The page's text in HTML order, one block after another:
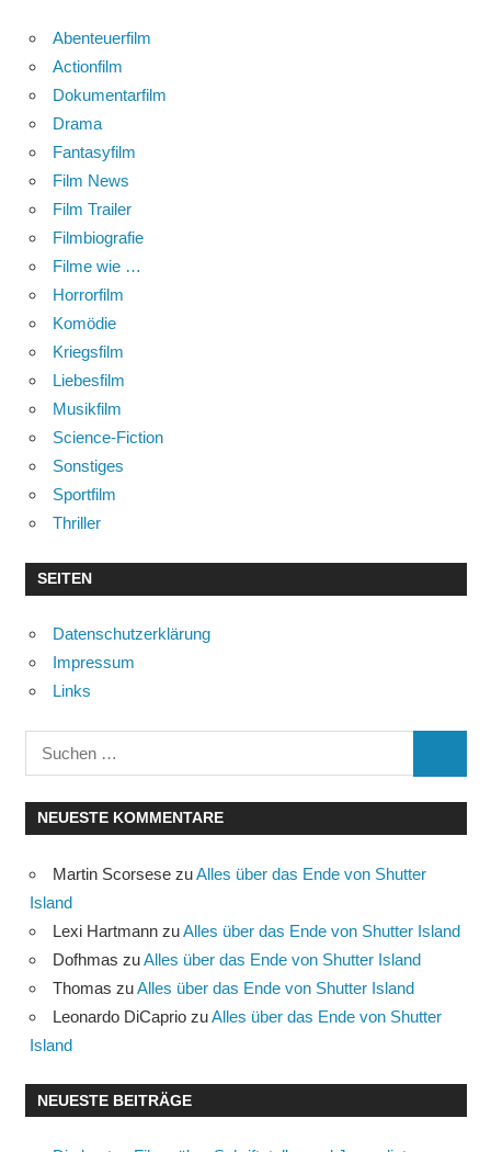
Abenteuerfilm
Actionfilm
Dokumentarfilm
Drama
Fantasyfilm
Film News
Film Trailer
Filmbiografie
Filme wie …
Horrorfilm
Komödie
Kriegsfilm
Liebesfilm
Musikfilm
Science-Fiction
Sonstiges
Sportfilm
Thriller
SEITEN
Datenschutzerklärung
Impressum
Links
Suchen
nach:
NEUESTE KOMMENTARE
Martin Scorsese zuAlles über das Ende von Shutter
Island
Lexi Hartmann zuAlles über das Ende von Shutter Island
Dofhmas zuAlles über das Ende von Shutter Island
Thomas zuAlles über das Ende von Shutter Island
Leonardo DiCaprio zuAlles über das Ende von Shutter
Island
NEUESTE BEITRÄGE